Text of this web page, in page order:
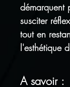
démarquent
susciter
tout en
l'esthétique
A savoir :